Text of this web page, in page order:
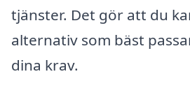
tjänster. Det gör att du
alternativ som bäst
dina krav.